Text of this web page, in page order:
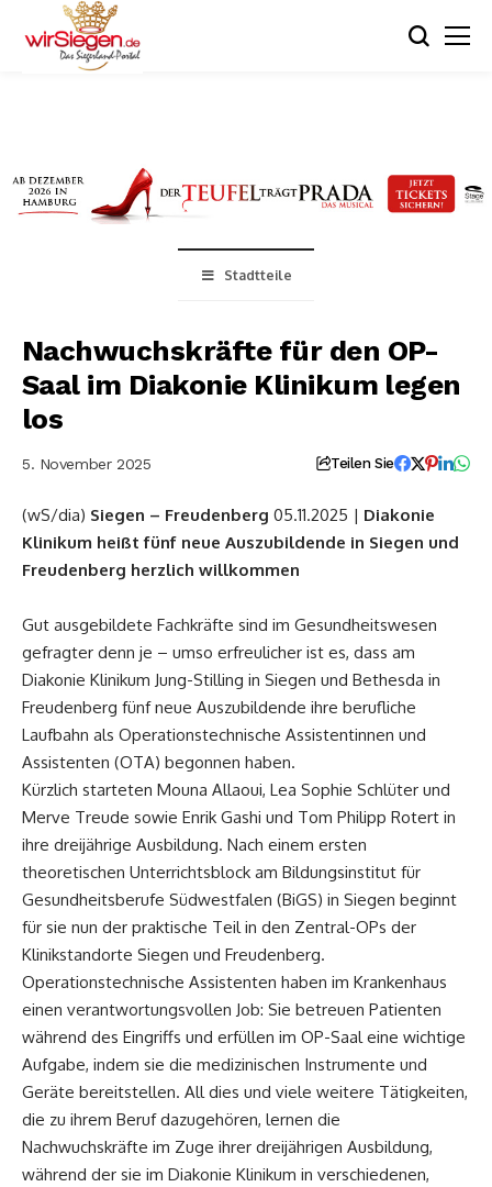
Stadtteile
Nachwuchskräfte für den OP-
Saal im Diakonie Klinikum legen
los
5. November 2025 Teilen Sie
(wS/dia) Siegen – Freudenberg 05.11.2025 | Diakonie
Klinikum heißt fünf neue Auszubildende in Siegen und
Freudenberg herzlich willkommen
Gut ausgebildete Fachkräfte sind im Gesundheitswesen
gefragter denn je – umso erfreulicher ist es, dass am
Diakonie Klinikum Jung-Stilling in Siegen und Bethesda in
Freudenberg fünf neue Auszubildende ihre berufliche
Laufbahn als Operationstechnische Assistentinnen und
Assistenten (OTA) begonnen haben.
Kürzlich starteten Mouna Allaoui, Lea Sophie Schlüter und
Merve Treude sowie Enrik Gashi und Tom Philipp Rotert in
ihre dreijährige Ausbildung. Nach einem ersten
theoretischen Unterrichtsblock am Bildungsinstitut für
Gesundheitsberufe Südwestfalen (BiGS) in Siegen beginnt
für sie nun der praktische Teil in den Zentral-OPs der
Klinikstandorte Siegen und Freudenberg.
Operationstechnische Assistenten haben im Krankenhaus
einen verantwortungsvollen Job: Sie betreuen Patienten
während des Eingriffs und erfüllen im OP-Saal eine wichtige
Aufgabe, indem sie die medizinischen Instrumente und
Geräte bereitstellen. All dies und viele weitere Tätigkeiten,
die zu ihrem Beruf dazugehören, lernen die
Nachwuchskräfte im Zuge ihrer dreijährigen Ausbildung,
während der sie im Diakonie Klinikum in verschiedenen,